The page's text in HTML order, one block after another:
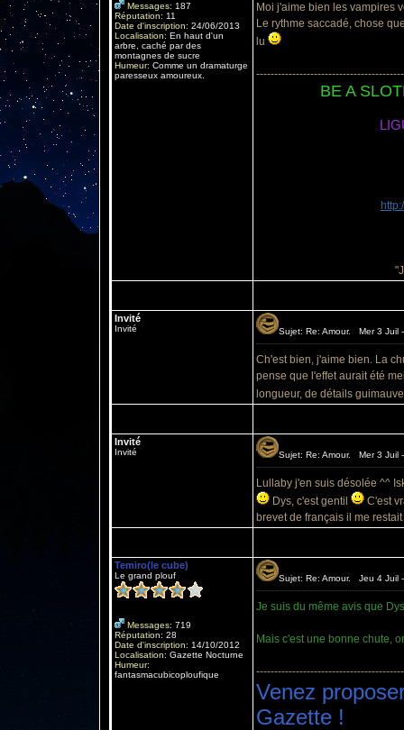
Messages: 187
Réputation: 11
Date d'inscription: 24/06/2013
Localisation: En haut d'un
arbre, caché par des
montagnes de sucre
Humeur: Comme un dramaturge
paresseux amoureux.
Moi j'aime bien les vampires
Le rythme saccadé, chose
lu
BE A
Invité
Invité Sujet: Re: Amour. Mer 3 Juil
Ch'est bien, j'aime bien. La
pense que l'effet aurait été
longueur, de détails
Invité
Invité Sujet: Re: Amour. Mer 3 Juil
Lullaby j'en suis désolée ^^
Dys, c'est gentil
C'est
brevet de français il me
Temiro(le cube)
Le grand plouf
Messages: 719
Réputation: 28
Date d'inscription: 14/10/2012
Localisation: Gazette Nocturne
Humeur:
fantasmacubicoploufique
Sujet: Re: Amour. Jeu 4 Juil
Je suis du même avis que
Mais c'est une bonne chute,
Venez
Gazette !